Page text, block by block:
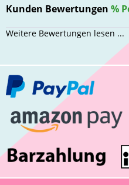
Kunden Bewertungen %
Weitere Bewertungen lesen ...